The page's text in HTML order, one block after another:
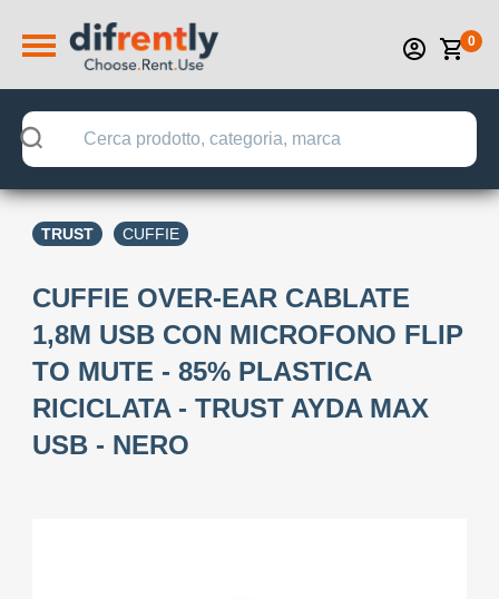
0
TRUST CUFFIE
CUFFIE OVER-EAR CABLATE
1,8M USB CON MICROFONO FLIP
TO MUTE - 85% PLASTICA
RICICLATA - TRUST AYDA MAX
USB - NERO